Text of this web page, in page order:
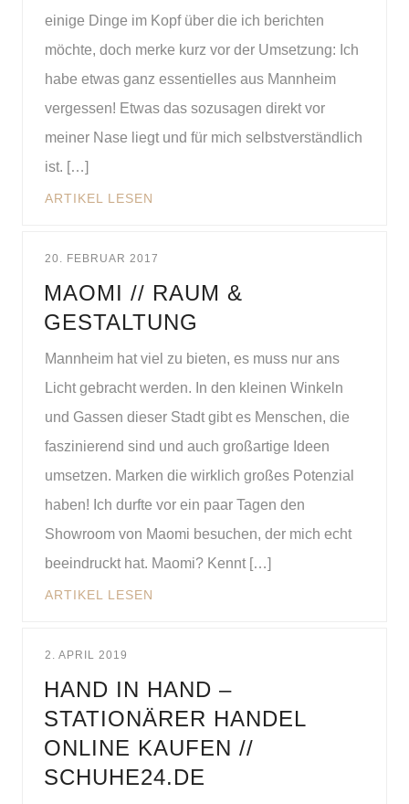
einige Dinge im Kopf über die ich berichten
möchte, doch merke kurz vor der Umsetzung: Ich
habe etwas ganz essentielles aus Mannheim
vergessen! Etwas das sozusagen direkt vor
meiner Nase liegt und für mich selbstverständlich
ist. […]
ARTIKEL LESEN
20. FEBRUAR 2017
MAOMI // RAUM &
GESTALTUNG
Mannheim hat viel zu bieten, es muss nur ans
Licht gebracht werden. In den kleinen Winkeln
und Gassen dieser Stadt gibt es Menschen, die
faszinierend sind und auch großartige Ideen
umsetzen. Marken die wirklich großes Potenzial
haben! Ich durfte vor ein paar Tagen den
Showroom von Maomi besuchen, der mich echt
beeindruckt hat. Maomi? Kennt […]
ARTIKEL LESEN
2. APRIL 2019
HAND IN HAND –
STATIONÄRER HANDEL
ONLINE KAUFEN //
SCHUHE24.DE